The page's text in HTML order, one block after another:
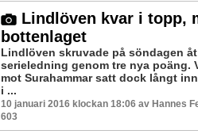
Lindlöven kvar i topp,
bottenlaget
Lindlöven skruvade på söndagen
serieledning genom tre nya poäng.
mot Surahammar satt dock långt
i ...
10 januari 2016 klockan 18:06 av Hannes
603